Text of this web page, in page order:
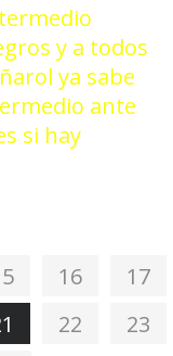
y a todos
ya sabe
ante
si hay
16
17
22
23